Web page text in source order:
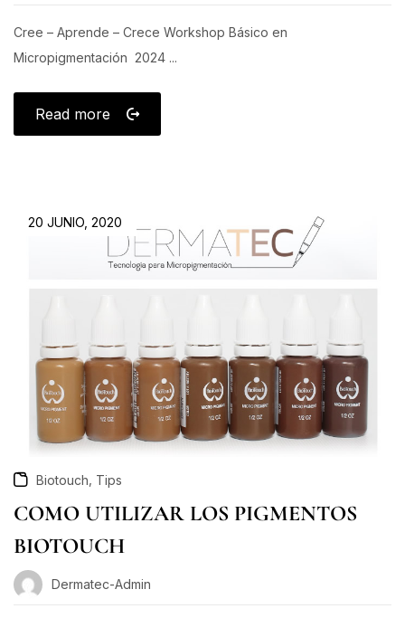
Cree – Aprende – Crece Workshop Básico en
Micropigmentación 2024 ...
Read more
20 JUNIO, 2020
Biotouch Tips
COMO UTILIZAR LOS PIGMENTOS
BIOTOUCH
Dermatec-Admin